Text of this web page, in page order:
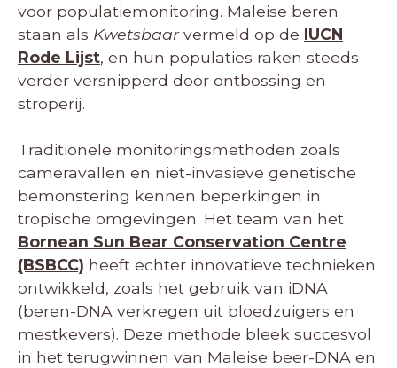
voor populatiemonitoring. Maleise beren
staan als Kwetsbaarvermeld op de IUCN
Rode Lijst, en hun populaties raken steeds
verder versnipperd door ontbossing en
stroperij.
Traditionele monitoringsmethoden zoals
cameravallen en niet-invasieve genetische
bemonstering kennen beperkingen in
tropische omgevingen. Het team van het
Bornean Sun Bear Conservation Centre
(BSBCC) heeft echter innovatieve technieken
ontwikkeld, zoals het gebruik van iDNA
(beren-DNA verkregen uit bloedzuigers en
mestkevers). Deze methode bleek succesvol
in het terugwinnen van Maleise beer-DNA en